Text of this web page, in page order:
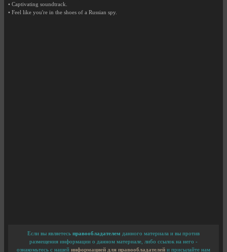
• Captivating soundtrack.
• Feel like you're in the shoes of a Russian spy.
Если вы являетесь правообладателем данного материала и вы против
размещения информации о данном материале, либо ссылок на него -
ознакомьтесь с нашей информацией для правообладателей и присылайте нам